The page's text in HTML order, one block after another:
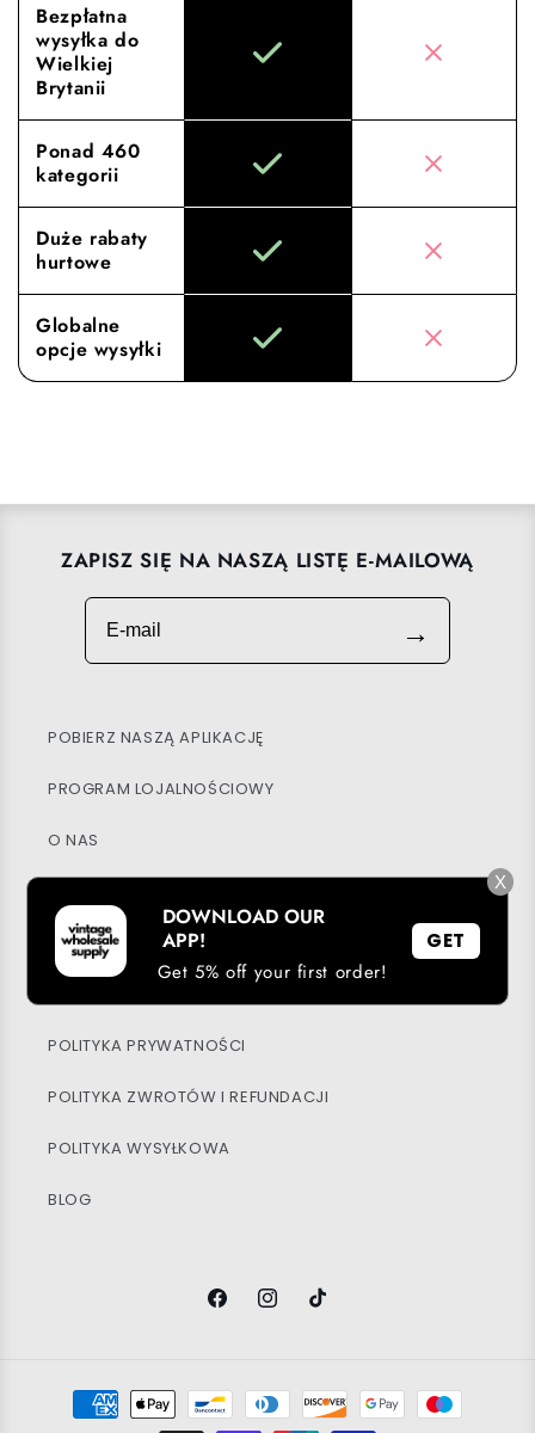
Bezpłatna
wysyłka do
Wielkiej
Brytanii
Ponad 460
kategorii
Duże rabaty
hurtowe
Globalne
opcje wysyłki
ZAPISZ SIĘ NA NASZĄ LISTĘ E-MAILOWĄ
E-mail
→
POBIERZ NASZĄ APLIKACJĘ
PROGRAM LOJALNOŚCIOWY
O NAS
MOJE KONTO
POLITYKA PRYWATNOŚCI
POLITYKA ZWROTÓW I REFUNDACJI
POLITYKA WYSYŁKOWA
BLOG
FacebookInstagramTikTok
Metody
płatności
X
DOWNLOAD OUR
APP!
Get 5% off your first order!
GET